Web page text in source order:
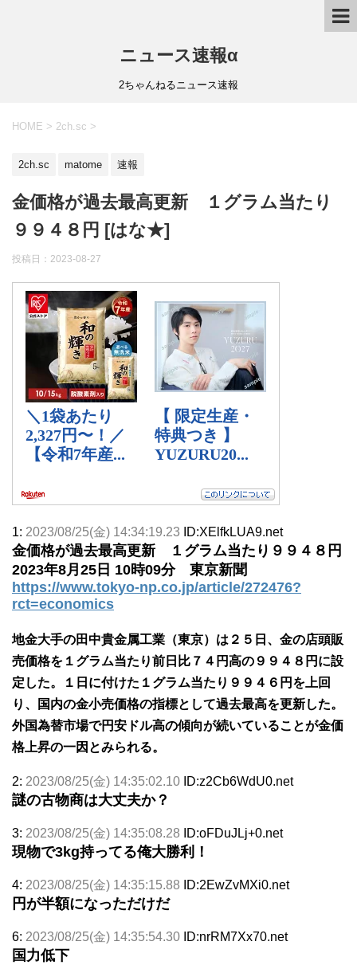
ニュース速報α
2ちゃんねるニュース速報
HOME > 2ch.sc >
2ch.sc matome 速報
金価格が過去最高更新 １グラム当たり
９９４８円 [はな★]
投稿日： 2023-08-27
1: 2023/08/25(金) 14:34:19.23 ID:XElfkLUA9.net
金価格が過去最高更新 １グラム当たり９９４８円
2023年8月25日 10時09分 東京新聞
https://www.tokyo-np.co.jp/article/272476?
rct=economics
地金大手の田中貴金属工業（東京）は２５日、金の店頭販
売価格を１グラム当たり前日比７４円高の９９４８円に設
定した。１日に付けた１グラム当たり９９４６円を上回
り、国内の金小売価格の指標として過去最高を更新した。
外国為替市場で円安ドル高の傾向が続いていることが金価
格上昇の一因とみられる。
2: 2023/08/25(金) 14:35:02.10 ID:z2Cb6WdU0.net
謎の古物商は大丈夫か？
3: 2023/08/25(金) 14:35:08.28 ID:oFDuJLj+0.net
現物で3kg持ってる俺大勝利！
4: 2023/08/25(金) 14:35:15.88 ID:2EwZvMXi0.net
円が半額になっただけだ
6: 2023/08/25(金) 14:35:54.30 ID:nrRM7Xx70.net
国力低下